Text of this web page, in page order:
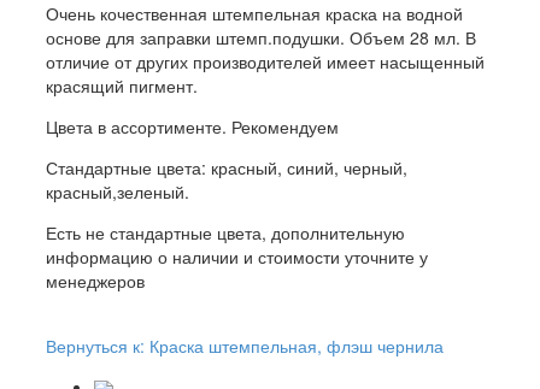
Очень кочественная штемпельная краска на водной
основе для заправки штемп.подушки. Объем 28 мл. В
отличие от других производителей имеет насыщенный
красящий пигмент.
Цвета в ассортименте. Рекомендуем
Стандартные цвета: красный, синий, черный,
красный,зеленый.
Есть не стандартные цвета, дополнительную
информацию о наличии и стоимости уточните у
менеджеров
Вернуться к: Краска штемпельная, флэш чернила